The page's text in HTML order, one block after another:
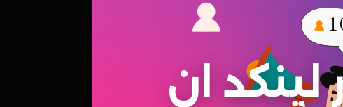
لينكد ان